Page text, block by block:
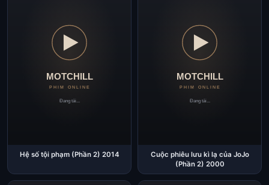
Hệ số tội phạm (Phần 2) 2014
Cuộc phiêu lưu kì lạ của JoJo
(Phần 2) 2000